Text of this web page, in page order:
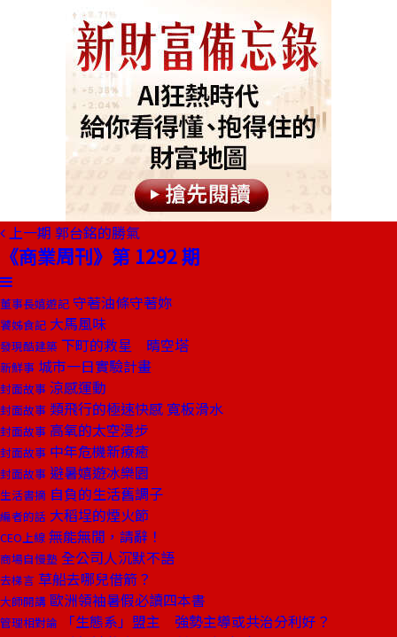
上一期 郭台銘的勝氣
《商業周刊》第 1292 期
董事長嬉遊記 守著油條守著妳
饕姊食記 大馬風味
發現酷建築 下町的救星 晴空塔
新鮮事 城市一日實驗計畫
封面故事 涼感運動
封面故事 類飛行的極速快感 寬板滑水
封面故事 高氧的太空漫步
封面故事 中年危機新療癒
封面故事 避暑嬉遊冰樂園
生活書摘 自負的生活舊調子
編者的話 大稻埕的煙火節
CEO上線 無能無閒，請辭！
商場自慢塾 全公司人沉默不語
去梯言 草船去哪兒借箭？
大師開講 歐洲領袖暑假必讀四本書
管理相對論 「生態系」盟主 強勢主導或共治分利好？